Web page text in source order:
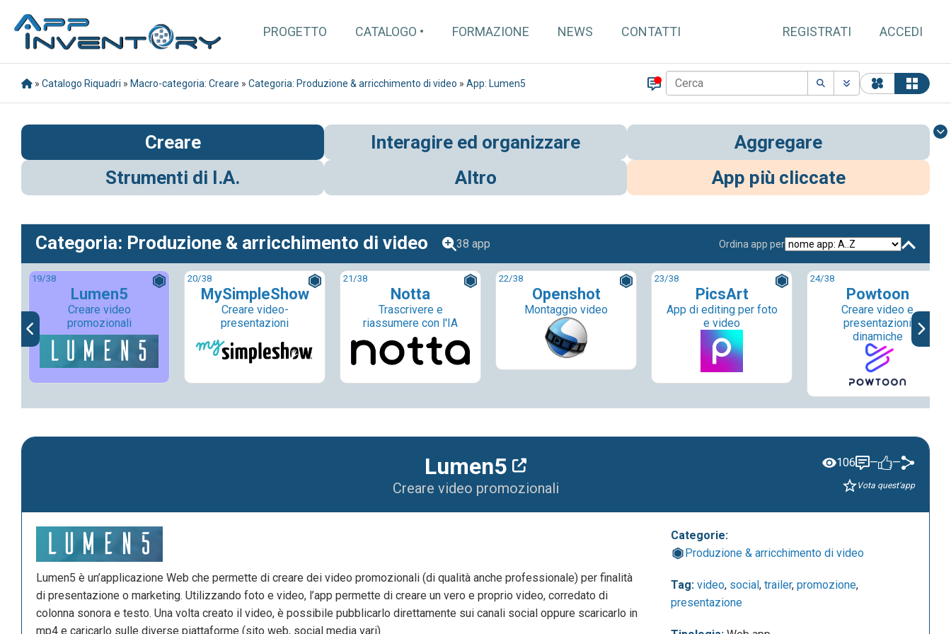
PROGETTO CATALOGO FORMAZIONE NEWS CONTATTI REGISTRATI ACCEDI
» Catalogo Riquadri » Macro-categoria: Creare » Categoria: Produzione & arricchimento di video » App: Lumen5
Creare Interagire ed organizzare
Aggregare
Strumenti di I.A.
Altro App più cliccate
Categoria: Produzione & arricchimento di video 38 app Ordina app per
19/38
Lumen5
Creare video
promozionali
20/38
MySimpleShow
Creare video-
presentazioni
21/38
Notta
Trascrivere e
riassumere con l'IA
22/38
Openshot
Montaggio video
23/38
PicsArt
App di editing per foto
e video
24/38
Powtoon
Creare video e
presentazioni
dinamiche
Lumen5
Creare video promozionali
106 — —
Vota quest'app
Lumen5 è un’applicazione Web che permette di creare dei video promozionali (di qualità anche professionale) per finalità
di presentazione o marketing. Utilizzando foto e video, l’app permette di creare un vero e proprio video, corredato di
colonna sonora e testo. Una volta creato il video, è possibile pubblicarlo direttamente sui canali social oppure scaricarlo in
mp4 e caricarlo sulle diverse piattaforme (sito web, social media vari).
Categorie:
Produzione & arricchimento di video
Tag: video, social,trailer,promozione,
presentazione